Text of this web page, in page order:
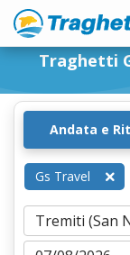
Traghetti
Andata e
Gs Travel